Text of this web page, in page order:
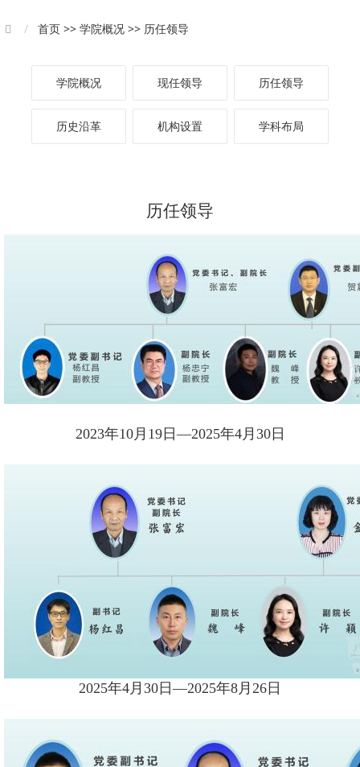
首页 >> 学院概况 >> 历任领导
学院概况 现任领导 历任领导
历史沿革 机构设置 学科布局
历任领导
2023年10月19日—2025年4月30日
2025年4月30日—2025年8月26日